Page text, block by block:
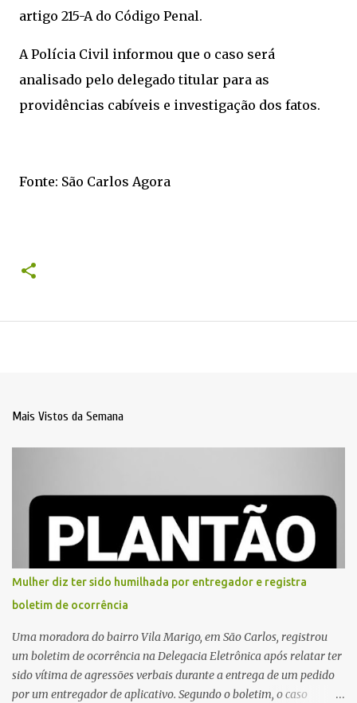
artigo 215-A do Código Penal.
A Polícia Civil informou que o caso será
analisado pelo delegado titular para as
providências cabíveis e investigação dos fatos.
Fonte: São Carlos Agora
Mais Vistos da Semana
Mulher diz ter sido humilhada por entregador e registra
boletim de ocorrência
Uma moradora do bairro Vila Marigo, em São Carlos, registrou
um boletim de ocorrência na Delegacia Eletrônica após relatar ter
sido vítima de agressões verbais durante a entrega de um pedido
por um entregador de aplicativo. Segundo o boletim, o caso